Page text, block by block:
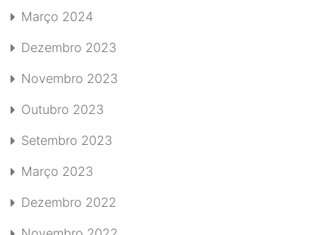
Março 2024
Dezembro 2023
Novembro 2023
Outubro 2023
Setembro 2023
Março 2023
Dezembro 2022